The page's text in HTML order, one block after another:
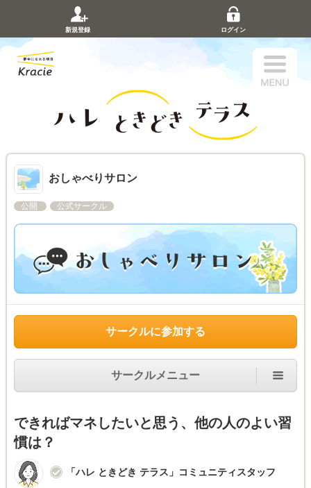
新規登録 ログイン
おしゃべりサロン
公開 公式サークル
サークルに参加する
サークルメニュー
できればマネしたいと思う、他の人のよい習
慣は？
「ハレ ときどき テラス」コミュニティスタッフ